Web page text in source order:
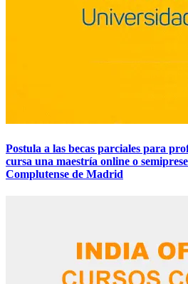
Postula a las becas parciales para
cursa una maestría online o
Complutense de Madrid